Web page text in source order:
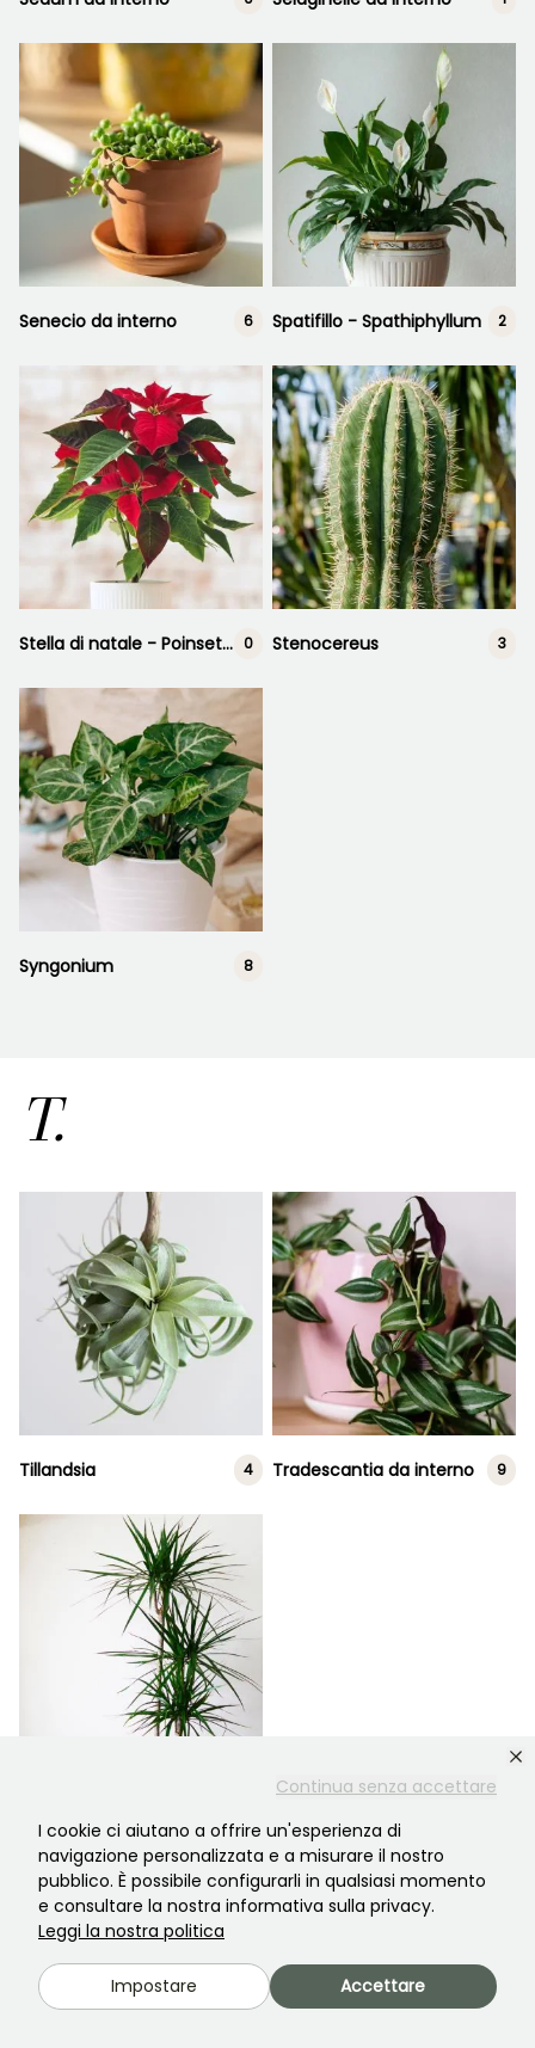
Continua senza accettare
I cookie ci aiutano a offrire un'esperienza di
navigazione personalizzata e a misurare il nostro
pubblico. È possibile configurarli in qualsiasi momento
e consultare la nostra informativa sulla privacy.
Leggi la nostra politica
Impostare Accettare
Senecio da interno 6 Spatifillo - Spathiphyllum 2
Stella di natale - Poinsettia 0 Stenocereus 3
Syngonium 8
T.
Tillandsia 4 Tradescantia da interno 9
V.